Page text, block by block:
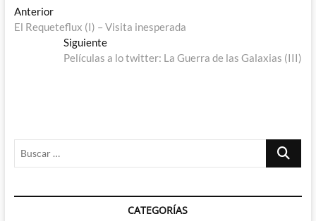
Navegación
de
entradas
AnteriorEntrada
anterior:
El Requeteflux (I) – Visita inesperada
SiguienteEntrada
siguiente:
Películas a lo twitter: La Guerra de las Galaxias (III)
Buscar
CATEGORÍAS